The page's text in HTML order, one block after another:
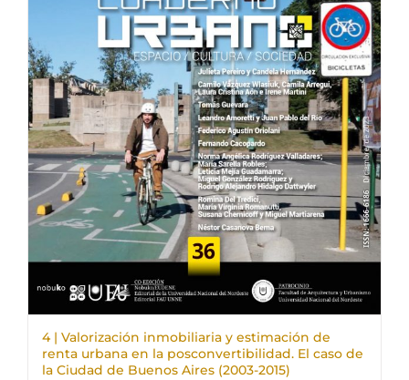
4 | Valorización inmobiliaria y estimación de
renta urbana en la posconvertibilidad. El caso de
la Ciudad de Buenos Aires (2003-2015)